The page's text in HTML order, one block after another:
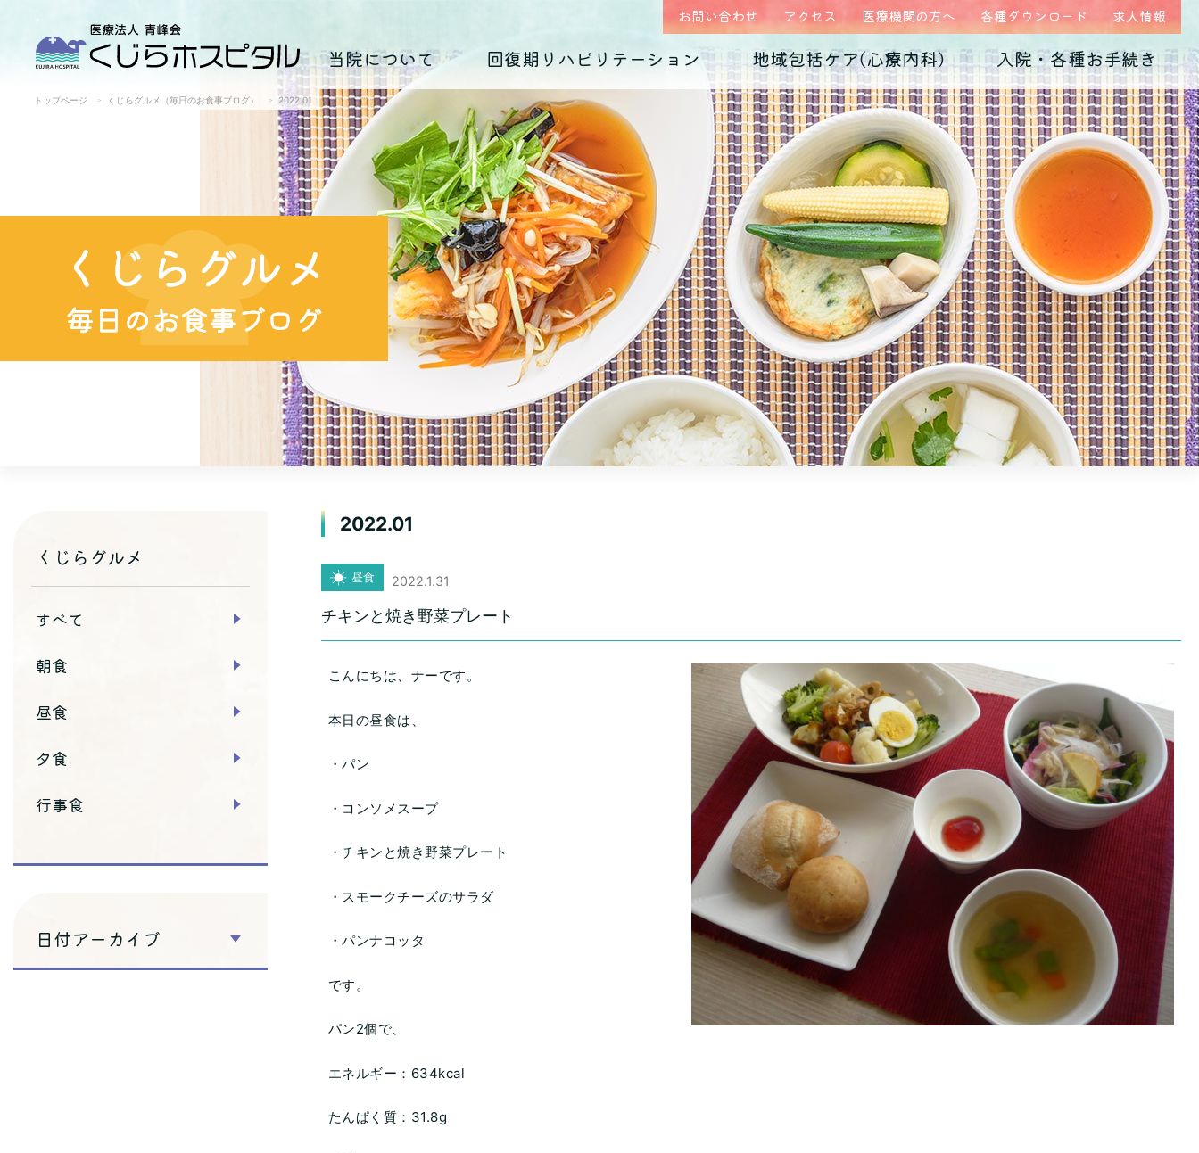
お問い合わせ アクセス 医療機関の方へ 各種ダウンロード 求人情報
当院について 回復期リハビリテーション 地域包括ケア(心療内科) 入院・各種お手続き
はじめまして、
くじらホスピタルです
診療科の紹介 医師紹介
医師紹介 インタビュー 院内紹介
病院概要
アクセス
回復期リハビリテーション 入院生活について
当院の特徴
毎日のお食事（くじらグルメ）
地域包括ケア(心療内科)のご案内 外来予約相談フォーム
うつ病
摂食障害
適応障害
発達障害
依存症
子育て不安・虐待
思春期の問題
老年期の問題 高次脳機能障害
入院のご案内 各種ダウンロード 診断書・証明書
トップページ くじらグルメ（毎日のお食事ブログ） 2022.01
2022.01
昼食 2022.1.31
チキンと焼き野菜プレート
こんにちは、ナーです。
本日の昼食は、
・パン
・コンソメスープ
・チキンと焼き野菜プレート
・スモークチーズのサラダ
・パンナコッタ
です。
パン2個で、
エネルギー：634kcal
たんぱく質：31.8g
くじらグルメ
すべて
朝食
昼食
夕食
行事食
日付アーカイブ